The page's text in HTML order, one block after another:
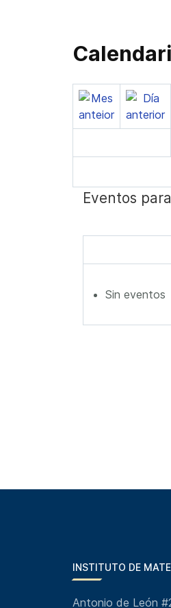
Eventos para
Sin eventos
INSTITUTO DE
Antonio de León